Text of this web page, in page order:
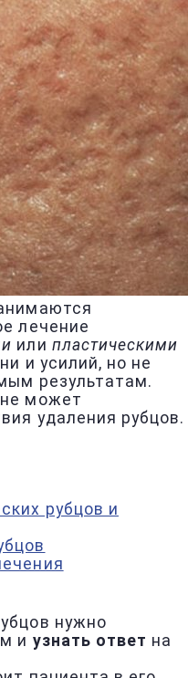
лечение
или пластическими
и усилий, но не
результатам.
может
удаления рубцов.
рубцов и
нужно
и узнать ответ на